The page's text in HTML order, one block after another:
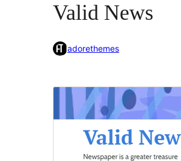
Valid News
adorethemes